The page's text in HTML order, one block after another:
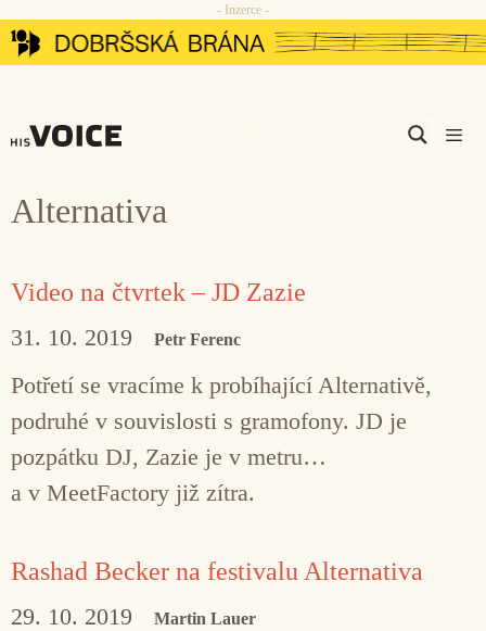
Přeskočit
na
- Inzerce -
Alternativa
Video na čtvrtek – JD Zazie
31. 10. 2019 Petr Ferenc
Potřetí se vracíme k probíhající Alternativě,
podruhé v souvislosti s gramofony. JD je
pozpátku DJ, Zazie je v metru…
a v MeetFactory již zítra.
Rashad Becker na festivalu Alternativa
29. 10. 2019 Martin Lauer